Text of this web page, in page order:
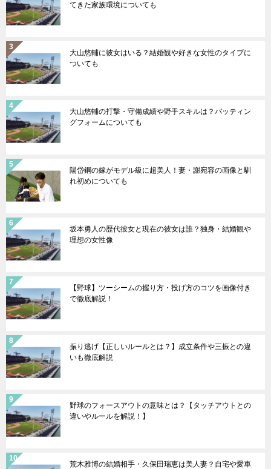
てきた家族環境についても
大山悠輔に彼女はいる？結婚観や好きな女性のタイプに
ついても
大山悠輔の打撃・守備成績や野手スキルは？バッティン
グフォームについても
陽岱鋼の嫁がモデル級に超美人！妻・謝宛容の画像と馴
れ初めについても
坂本勇人の歴代彼女と現在の彼女は誰？独身・結婚観や
理想の女性像
【野球】ツーシームの握り方・投げ方のコツを画像付き
で徹底解説！
振り逃げ【正しいルールとは？】成立条件や三振との違
いも徹底解説
野球のフォースアウトの意味とは？【タッチアウトとの
違いやルールを解説！】
荒木雅博の結婚相手・久保田瑞恵は美人妻？自宅や愛車